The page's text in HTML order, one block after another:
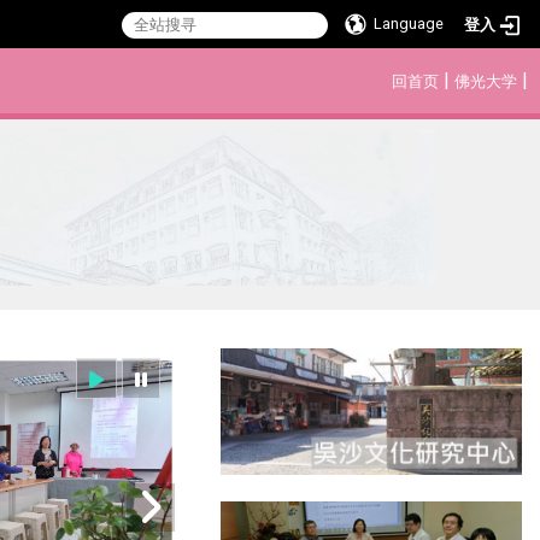
Language 登入
回首页 | 佛光大学 |